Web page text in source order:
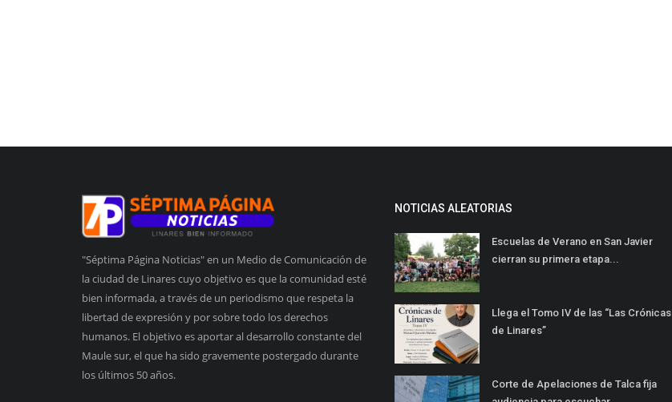
"Séptima Página Noticias" en un Medio de Comunicación de
la ciudad de Linares cuyo objetivo es que la comunidad esté
bien informada, a través de un periodismo que respeta la
libertad de expresión y por sobre todo los derechos
humanos. El objetivo es aportar al desarrollo constante del
Maule sur, el que ha sido gravemente postergado durante
los últimos 50 años.
NOTICIAS ALEATORIAS
Escuelas de Verano en San Javier
cierran su primera etapa...
Llega el Tomo IV de las “Las Crónicas
de Linares”
Corte de Apelaciones de Talca fija